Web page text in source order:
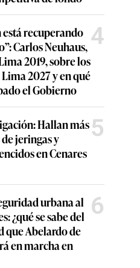
recuperando
Carlos Neuhaus,
2019, sobre los
2027 y en qué
el Gobierno
4
Hallan más
jeringas y
en Cenares
5
urbana al
¿qué se sabe del
que Abelardo de
en marcha en
6